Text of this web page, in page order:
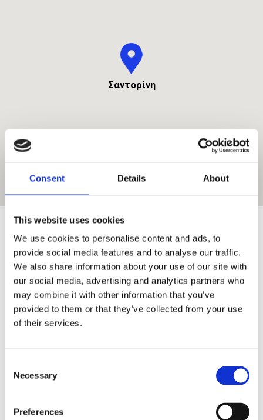
Consent Details About
This website uses cookies
We use cookies to personalise content and ads, to
provide social media features and to analyse our traffic.
We also share information about your use of our site with
our social media, advertising and analytics partners who
may combine it with other information that you’ve
provided to them or that they’ve collected from your use
of their services.
Selection
Necessary
Preferences
Σαντορίνη
Σαντορίνη Αξιοθέατα - Τι να δω
στη Σαντορίνη
Σαντορίνη και ηφαίστειο δύο έννοιες
αλληλένδετες, που σημαίνει πως σίγουρο θα
επισκεφθείτε το ενεργό ηφαίστειο του νησιού!
Με την μοναδική Καλντέρα που φτάνει ως τη
Μιλώντας για ηφαίστεια δεν θα μπορούσε να
λείπει η Νέα Καμένη, ένα από τα τρία νησάκια
περιμετρικά του κρατήρα θα σας εντυπωσιάσει.